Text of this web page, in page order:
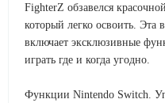
FighterZ обзавелся
который легко освоить. Эта
включает эксклюзивные
играть где и когда угодно.
Функции Nintendo Switch.